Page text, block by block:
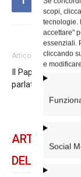
scopi,
tecnologie.
accettare"
essenziali.
cliccando
e
Social
Articolo precedente
Il Papa battezza
parlate il dialetto
ARTICOLI
DELLO